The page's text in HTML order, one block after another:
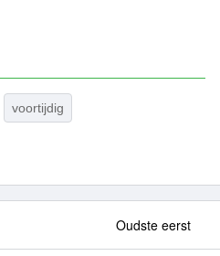
voortijdig
Oudste eerst